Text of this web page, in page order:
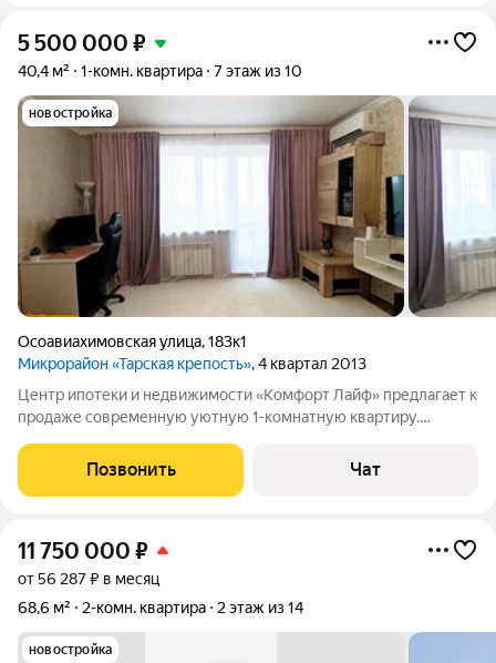
5 500 000 ₽
40,4 м² 1-комн. квартира 7 этаж из 10
новостройка
Осоавиахимовская улица,183к1
Микрорайон «Тарская крепость», 4 квартал 2013
Центр ипотеки и недвижимости «Комфорт Лайф» предлагает к
продаже современную уютную 1-комнатную квартиру.
дома. Удобная планировка: комната изолирована, просторная
кухня 8,3 кв.м., вместительный
Позвонить Чат
11 750 000 ₽
от 56 287 ₽ в месяц
68,6 м²
2-комн. квартира 2 этаж из 14
новостройка